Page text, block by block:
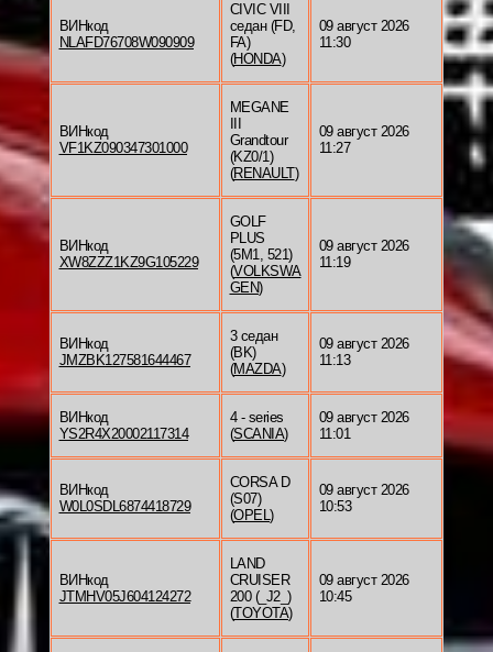
ВИНкод
NLAFD76708W090909
CIVIC VIII
седан (FD,
FA)
(HONDA)
09 август 2026
11:30
ВИНкод
VF1KZ090347301000
MEGANE
Grandtour
(KZ0/1)
(RENAULT)
09 август 2026
11:27
ВИНкод
XW8ZZZ1KZ9G105229
GOLF
PLUS
(5M1, 521)
(VOLKSWA
GEN)
09 август 2026
11:19
ВИНкод
JMZBK127581644467
3 седан
(BK)
(MAZDA)
09 август 2026
11:13
ВИНкод
YS2R4X20002117314
4 - series
(SCANIA)
09 август 2026
11:01
ВИНкод
W0L0SDL6874418729
CORSA D
(S07)
(OPEL)
09 август 2026
10:53
ВИНкод
JTMHV05J604124272
LAND
CRUISER
200 (_J2_)
(TOYOTA)
09 август 2026
10:45